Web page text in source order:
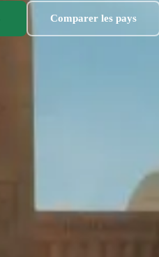
Comparer les pays